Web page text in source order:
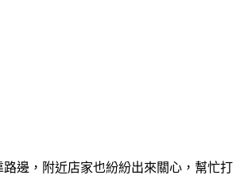
邊，附近店家也紛紛出來關心，幫忙打